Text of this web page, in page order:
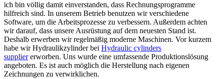
ich bin völlig damit einverstanden, dass Rechnungsprogramme
hilfreich sind. In unserem Betrieb benutzen wir verschiedene
Software, um die Arbeitsprozesse zu verbessern. Außerdem achten
wir darauf, dass unsere Ausrüstung auf dem neuesten Stand ist.
Deshalb erwerben wir regelmäßig moderne Maschinen. Vor kurzem
habe wir Hydraulikzylinder bei Hydraulic cylinders
suppliererworben. Uns wurde eine umfassende Produktionslösung
angeboten. Es ist auch möglich die Herstellung nach eigenen
Zeichnungen zu verwirklichen.